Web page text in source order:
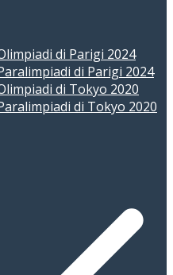
di Parigi 2024
di Parigi 2024
di Tokyo 2020
di Tokyo 2020